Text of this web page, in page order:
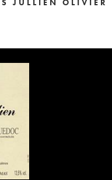
JULLIEN OLIVIER